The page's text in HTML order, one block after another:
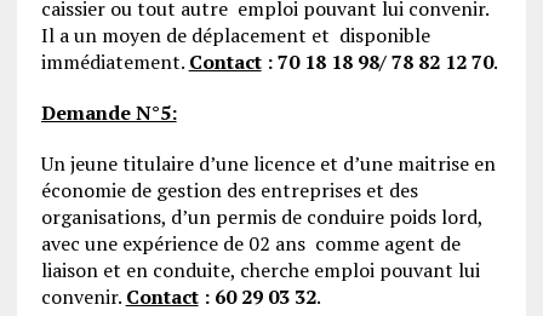
caissier ou tout autre emploi pouvant lui convenir.
Il a un moyen de déplacement et disponible
immédiatement. Contact: 70 18 18 98/ 78 82 12 70.
Demande N°5:
Un jeune titulaire d’une licence et d’une maitrise en
économie de gestion des entreprises et des
organisations, d’un permis de conduire poids lord,
avec une expérience de 02 ans comme agent de
liaison et en conduite, cherche emploi pouvant lui
convenir. Contact: 60 29 03 32.